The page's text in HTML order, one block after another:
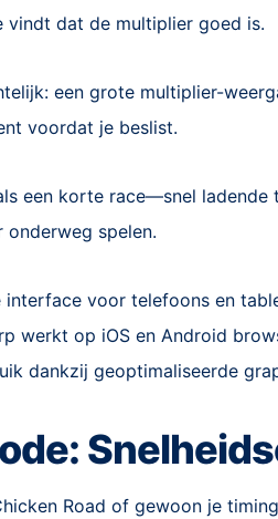
vindt dat de multiplier goed is.
een grote multiplier-
voordat je beslist.
een korte race—snel
spelen.
interface voor telefoons en
werkt op iOS en Android
dankzij geoptimaliseerde
Road of gewoon je